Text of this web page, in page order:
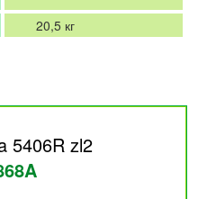
20,5 кг
5406R zl2